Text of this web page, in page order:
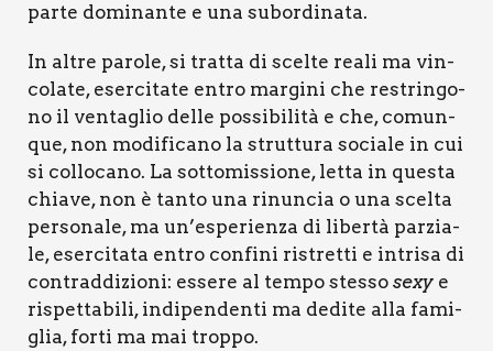
par­te domi­nan­te e una subor­di­na­ta.
In altre paro­le, si trat­ta di scel­te rea­li ma vin­
co­la­te, eser­ci­ta­te entro mar­gi­ni che restrin­go­
no il ven­ta­glio del­le pos­si­bi­li­tà e che, comun­
que, non modi­fi­ca­no la strut­tu­ra socia­le in cui
si col­lo­ca­no. La sot­to­mis­sio­ne, let­ta in que­sta
chia­ve, non è tan­to una rinun­cia o una scel­ta
per­so­na­le, ma un’esperienza di liber­tà par­zia­
le, eser­ci­ta­ta entro con­fi­ni ristret­ti e intri­sa di
con­trad­di­zio­ni: esse­re al tem­po stes­so sexy e
rispet­ta­bi­li, indi­pen­den­ti ma dedi­te alla fami­
glia, for­ti ma mai trop­po.